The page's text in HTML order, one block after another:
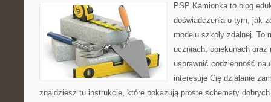
PSP Kamionka to blog
doświadczenia o tym, jak
modelu szkoły zdalnej. To
uczniach, opiekunach
usprawnić codzienność
interesuje Cię działanie
znajdziesz tu instrukcje, które pokazują proste schematy